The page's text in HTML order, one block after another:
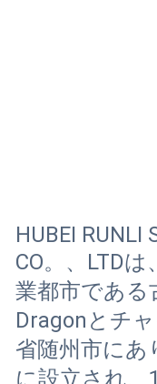
HUBEI RUNLI
CO。、LTD
業都市である
Dragonとチ
省随州市にあ
に設立され、